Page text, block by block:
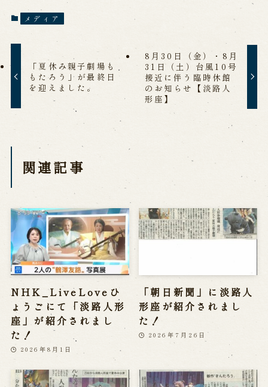
メディア
「夏休み親子劇場も
もたろう」が最終日
を迎えました。
8月30日（金）・8月
31日（土）台風10号
接近に伴う臨時休館
のお知らせ【淡路人
形座】
関連記事
NHK_LiveLoveひ
ょうごにて「淡路人形
座」が紹介されまし
た！
2026年8月1日
「朝日新聞」に淡路人
形座が紹介されまし
た！
2026年7月26日